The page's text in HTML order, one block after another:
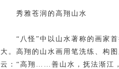
秀雅苍润的高翔山水
“八怪”中以山水著称的画家
大。高翔的山水画用笔洗练、构
云：“高翔……善山水，抚法渐江